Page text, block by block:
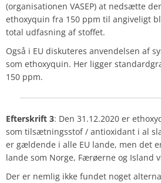
(organisationen VASEP) at nedsætte
ethoxyquin fra 150 ppm til angiveligt
total udfasning af stoffet.
Også i EU diskuteres anvendelsen af
som ethoxyquin. Her ligger
150 ppm.
Efterskrift 3: Den 31.12.2020 er
som tilsætningsstof / antioxidant i al
er gældende i alle EU lande, men det
lande som Norge, Færøerne og Island
Der er nemlig ikke fundet noget